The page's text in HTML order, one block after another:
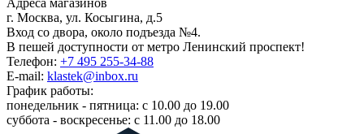
Адреса магазинов
г. Москва, ул. Косыгина, д.5
Вход со двора, около подъезда №4.
В пешей доступности от метро Ленинский проспект!
Телефон: +7 495 255-34-88
E-mail: klastek@inbox.ru
График работы:
понедельник - пятница: с 10.00 до 19.00
суббота - воскресенье: с 11.00 до 18.00